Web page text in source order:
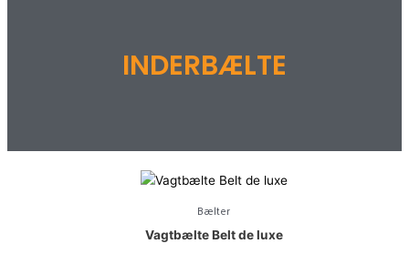
INDERBÆLTE
Bælter
Vagtbælte Belt de luxe